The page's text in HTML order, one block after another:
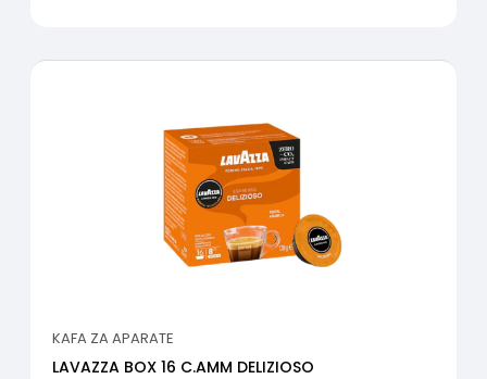
KAFA ZA APARATE
LAVAZZA BOX 16 C.AMM DELIZIOSO